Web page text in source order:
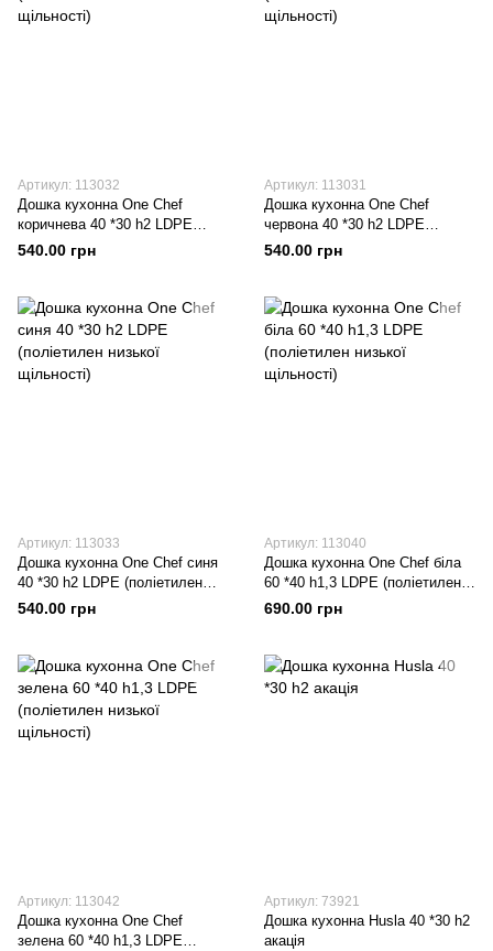
Артикул: 113032
Дошка кухонна One Chef
коричнева 40 *30 h2 LDPE
(поліетилен низької щільності)
540.00 грн
Артикул: 113031
Дошка кухонна One Chef
червона 40 *30 h2 LDPE
(поліетилен низької щільності)
540.00 грн
Артикул: 113033
Дошка кухонна One Chef синя
40 *30 h2 LDPE (поліетилен
низької щільності)
540.00 грн
Артикул: 113040
Дошка кухонна One Chef біла
60 *40 h1,3 LDPE (поліетилен
низької щільності)
690.00 грн
Артикул: 113042
Дошка кухонна One Chef
зелена 60 *40 h1,3 LDPE
Артикул: 73921
Дошка кухонна Husla 40 *30 h2
акація